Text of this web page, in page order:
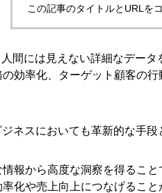
この記事のタイトルとURLを
間には見えない詳細なデー
効率化、ターゲット顧客の
ネスにおいても革新的な手段
報から高度な洞察を得るこ
化や売上向上につなげること